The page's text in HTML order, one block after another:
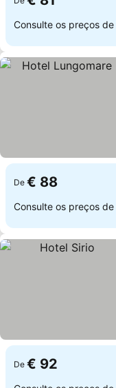
Consulte os preços de
De € 88
Consulte os preços de
De € 92